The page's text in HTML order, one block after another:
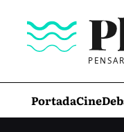
PortadaCine